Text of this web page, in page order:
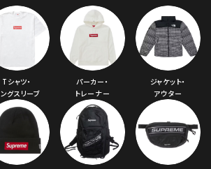
Tシャツ・
グスリーブ
パーカー・
トレーナー
ジャケット・
アウター